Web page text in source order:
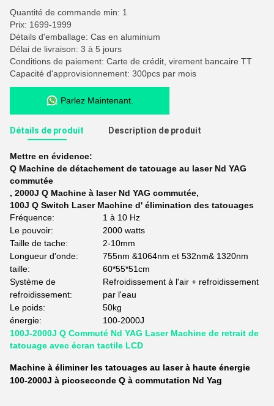
Quantité de commande min: 1
Prix: 1699-1999
Détails d'emballage: Cas en aluminium
Délai de livraison: 3 à 5 jours
Conditions de paiement: Carte de crédit, virement bancaire TT
Capacité d'approvisionnement: 300pcs par mois
Parlez Maintenant.
Détails de produit Description de produit
Mettre en évidence:
Q Machine de détachement de tatouage au laser Nd YAG
commutée
, 2000J Q Machine à laser Nd YAG commutée,
100J Q Switch Laser Machine d' élimination des tatouages
Fréquence:
1 à 10 Hz
Le pouvoir:
2000 watts
Taille de tache:
2-10mm
Longueur d'onde:
755nm &1064nm et 532nm& 1320nm
taille:
60*55*51cm
Système de
refroidissement:
Refroidissement à l'air + refroidissement
par l'eau
Le poids:
50kg
énergie:
100-2000J
100J-2000J Q Commuté Nd YAG Laser Machine de retrait de
tatouage avec écran tactile LCD
Machine à éliminer les tatouages au laser à haute énergie
100-2000J à picoseconde Q à commutation Nd Yag